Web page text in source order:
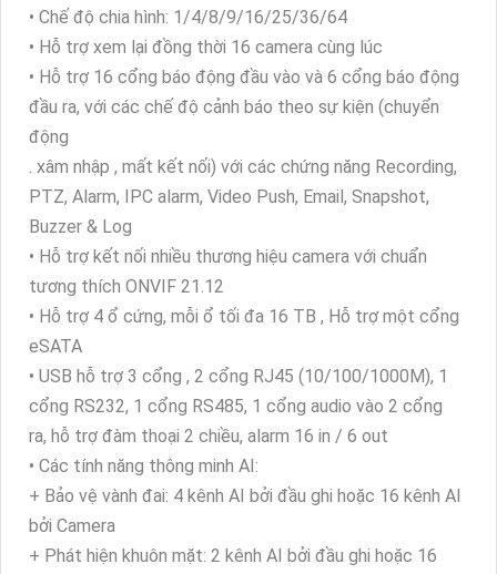
• Chế độ chia hình: 1/4/8/9/16/25/36/64
• Hỗ trợ xem lại đồng thời 16 camera cùng lúc
• Hỗ trợ 16 cổng báo động đầu vào và 6 cổng báo động
đầu ra, với các chế độ cảnh báo theo sự kiện (chuyển
động
. xâm nhập , mất kết nối) với các chứng năng Recording,
PTZ, Alarm, IPC alarm, Video Push, Email, Snapshot,
Buzzer & Log
• Hỗ trợ kết nối nhiều thương hiệu camera với chuẩn
tương thích ONVIF 21.12
• Hỗ trợ 4 ổ cứng, mỗi ổ tối đa 16 TB , Hỗ trợ một cổng
eSATA
• USB hỗ trợ 3 cổng , 2 cổng RJ45 (10/100/1000M), 1
cổng RS232, 1 cổng RS485, 1 cổng audio vào 2 cổng
ra, hỗ trợ đàm thoại 2 chiều, alarm 16 in / 6 out
• Các tính năng thông minh AI:
+ Bảo vệ vành đai: 4 kênh AI bởi đầu ghi hoặc 16 kênh AI
bởi Camera
+ Phát hiện khuôn mặt: 2 kênh AI bởi đầu ghi hoặc 16